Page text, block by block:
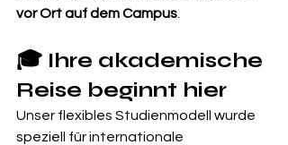
vor Ort auf dem Campus
🎓 Ihre akademische
Reise beginnt hier
Unser flexibles Studienmodell wurde
speziell für internationale